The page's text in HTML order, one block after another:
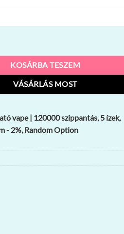
| 120000 szippantás, 5 ízek,
KOSÁRBA TESZEM
VÁSÁRLÁS MOST
vape | 120000 szippantás, 5 ízek,
- 2%, Random Option